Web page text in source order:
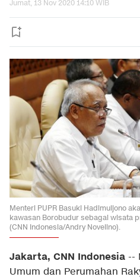
Jumat, 13 Nov 2020 14:10 WIB
Menteri PUPR Basuki Hadimuljono
kawasan Borobudur sebagai wisata
(CNN Indonesia/Andry Novelino).
Jakarta, CNN Indonesia --
Umum dan Perumahan